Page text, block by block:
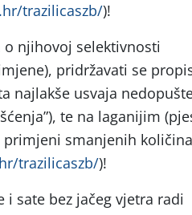
trazilicaszb/)!
njihovoj selektivnosti
pridržavati se
najlakše usvaja
te na laganijim
smanjenih količina
trazilicaszb/)!
sate bez jačeg vjetra radi